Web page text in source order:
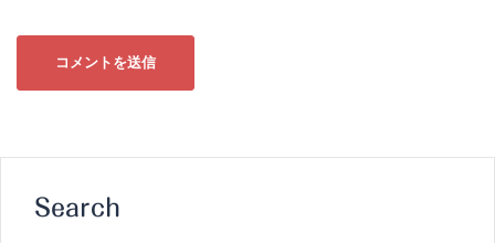
Search